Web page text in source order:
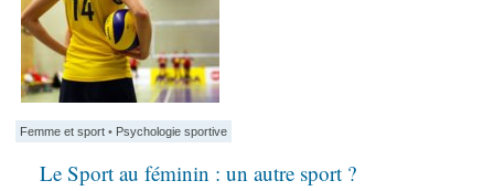
Femme et sport • Psychologie sportive
Le Sport au féminin : un autre sport ?